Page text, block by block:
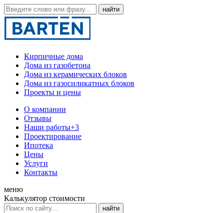
Кирпичные дома
Дома из газобетона
Дома из керамических блоков
Дома из газосиликатных блоков
Проекты и цены
О компании
Отзывы
Наши работы+3
Проектирование
Ипотека
Цены
Услуги
Контакты
меню
Калькулятор стоимости